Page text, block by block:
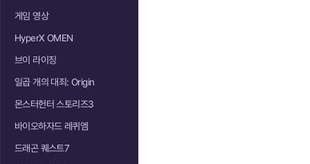
게임 영상
HyperX OMEN
브이 라이징
일곱 개의 대죄: Origin
몬스터헌터 스토리즈3
바이오하자드 레퀴엠
드래곤 퀘스트7